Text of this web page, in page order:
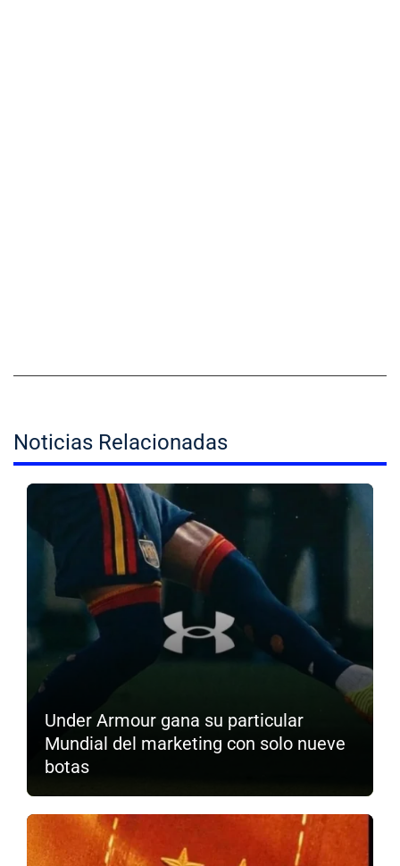
Noticias Relacionadas
Under Armour gana su particular
Mundial del marketing con solo nueve
botas